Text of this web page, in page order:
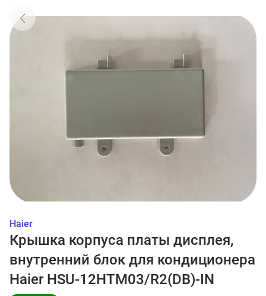
Haier
Крышка корпуса платы дисплея,
внутренний блок для кондиционера
Haier HSU-12HTM03/R2(DB)-IN